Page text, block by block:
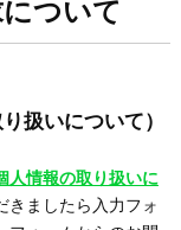
ついて
扱いについて）
人情報の取り扱いに
きましたら入力フォ